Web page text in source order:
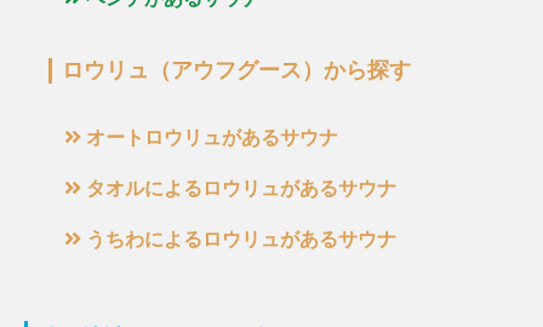
ロウリュ（アウフグース）から探す
オートロウリュがあるサウナ
タオルによるロウリュがあるサウナ
うちわによるロウリュがあるサウナ